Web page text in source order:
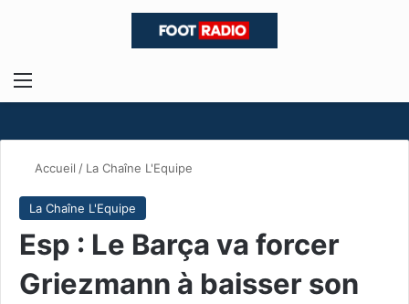
Menu
Accueil / La Chaîne L'Equipe
La Chaîne L'Equipe
Esp : Le Barça va forcer
Griezmann à baisser son